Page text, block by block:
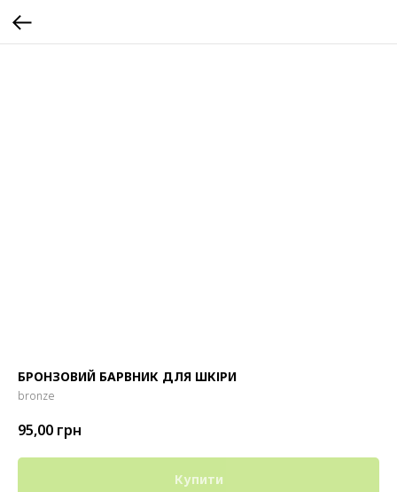
БРОНЗОВИЙ БАРВНИК ДЛЯ ШКІРИ
bronze
95,00 грн
Купити